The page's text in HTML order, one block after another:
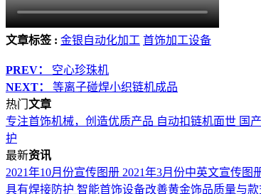
文章标签 : 金银自动化加工 首饰加工设备
PREV：
空心珍珠机
NEXT：
等离子碰焊小织链机成品
热门 文章
专注首饰机械，创造优质产品 自动扣链机面世 国
护
最新资讯
2021年10月份宣传图册 2021年3月份中英文宣传图
具有焊接防护 智能首饰设备改善黄金饰品质量与款